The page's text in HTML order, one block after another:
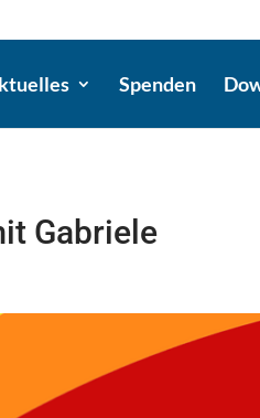
Spenden
Gabriele